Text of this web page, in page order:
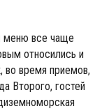
меню все чаще
относились и
во время приемов,
Второго, гостей